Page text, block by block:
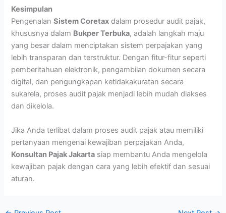
Kesimpulan
PengenalanSistem Coretax dalam prosedur audit pajak,
khususnya dalam Bukper Terbuka, adalah langkah maju
yang besar dalam menciptakan sistem perpajakan yang
lebih transparan dan terstruktur. Dengan fitur-fitur seperti
pemberitahuan elektronik, pengambilan dokumen secara
digital, dan pengungkapan ketidakakuratan secara
sukarela, proses audit pajak menjadi lebih mudah diakses
dan dikelola.
Jika Anda terlibat dalam proses audit pajak atau memiliki
pertanyaan mengenai kewajiban perpajakan Anda,
Konsultan Pajak Jakarta siap membantu Anda mengelola
kewajiban pajak dengan cara yang lebih efektif dan sesuai
aturan.